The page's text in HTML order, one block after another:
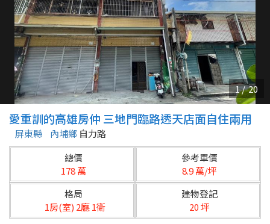
熱門關鍵字
2026 台北降價好屋限量釋出
2026 新北降價好屋限量釋出
2026 台中降價好屋限量釋出
2026 台南降價好屋限量釋出
2026 高雄降價好屋限量釋出
縣市
不限
台北市
基隆市
新北市
區域
愛重訓的高雄房仲 三地門臨路透天店面自住兩用
屏東縣 內埔鄉 自力路
總價
178 萬
參考單價
8.9 萬/坪
格局
1房(室) 2廳 1衛
建物登記
20 坪